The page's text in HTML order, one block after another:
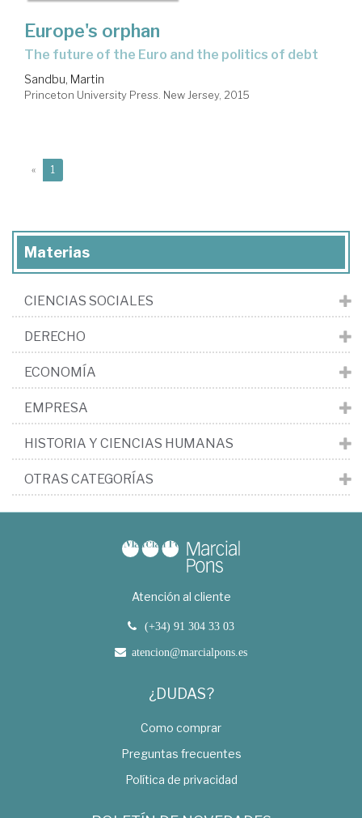
Europe's orphan
the future of the Euro and the politics of debt
Sandbu, Martin
Princeton University Press. New Jersey, 2015
« 1
Materias
CIENCIAS SOCIALES
DERECHO
ECONOMÍA
EMPRESA
HISTORIA Y CIENCIAS HUMANAS
OTRAS CATEGORÍAS
Atención al cliente
(+34) 91 304 33 03
atencion@marcialpons.es
¿DUDAS?
Como comprar
Preguntas frecuentes
Política de privacidad